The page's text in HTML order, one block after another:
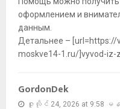
оформлением и
данным.
Детальнее – [url=https://
moskve14-1.ru/]vyvod-iz-
GordonDek
ဇူလိုင် 24, 2026 at 9:58 မ